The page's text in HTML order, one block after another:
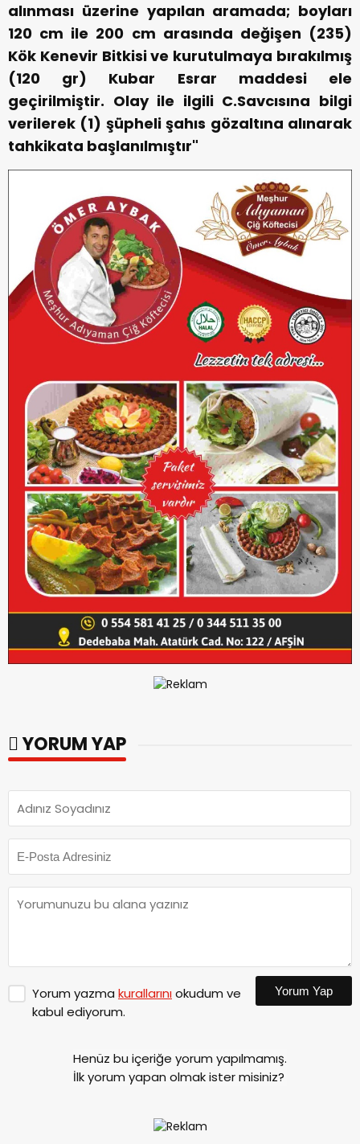
alınması üzerine yapılan aramada; boyları
120 cm ile 200 cm arasında değişen (235)
Kök Kenevir Bitkisi ve kurutulmaya bırakılmış
(120 gr) Kubar Esrar maddesi ele
geçirilmiştir. Olay ile ilgili C.Savcısına bilgi
verilerek (1) şüpheli şahıs gözaltına alınarak
tahkikata başlanılmıştır"
YORUM YAP
Yorum yazma kurallarınıokudum ve
kabul ediyorum.
Yorum Yap
Henüz bu içeriğe yorum yapılmamış.
İlk yorum yapan olmak ister misiniz?